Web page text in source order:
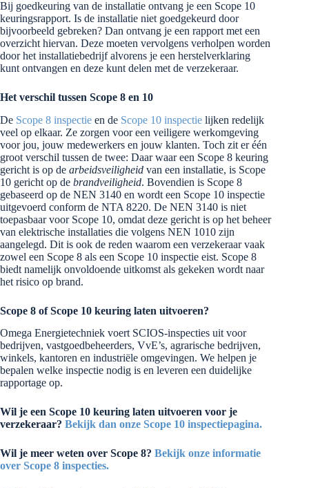
Bij goedkeuring van de installatie ontvang je een Scope 10
keuringsrapport. Is de installatie niet goedgekeurd door
bijvoorbeeld gebreken? Dan ontvang je een rapport met een
overzicht hiervan. Deze moeten vervolgens verholpen worden
door het installatiebedrijf alvorens je een herstelverklaring
kunt ontvangen en deze kunt delen met de verzekeraar.
Het verschil tussen Scope 8 en 10
De Scope 8 inspectie en de Scope 10 inspectie lijken redelijk
veel op elkaar. Ze zorgen voor een veiligere werkomgeving
voor jou, jouw medewerkers en jouw klanten. Toch zit er één
groot verschil tussen de twee: Daar waar een Scope 8 keuring
gericht is op de arbeidsveiligheid van een installatie, is Scope
10 gericht op de brandveiligheid. Bovendien is Scope 8
gebaseerd op de NEN 3140 en wordt een Scope 10 inspectie
uitgevoerd conform de NTA 8220. De NEN 3140 is niet
toepasbaar voor Scope 10, omdat deze gericht is op het beheer
van elektrische installaties die volgens NEN 1010 zijn
aangelegd. Dit is ook de reden waarom een verzekeraar vaak
zowel een Scope 8 als een Scope 10 inspectie eist. Scope 8
biedt namelijk onvoldoende uitkomst als gekeken wordt naar
het risico op brand.
Scope 8 of Scope 10 keuring laten uitvoeren?
Omega Energietechniek voert SCIOS-inspecties uit voor
bedrijven, vastgoedbeheerders, VvE’s, agrarische bedrijven,
winkels, kantoren en industriële omgevingen. We helpen je
bepalen welke inspectie nodig is en leveren een duidelijke
rapportage op.
Wil je een Scope 10 keuring laten uitvoeren voor je
verzekeraar? Bekijk dan onze Scope 10 inspectiepagina.
Wil je meer weten over Scope 8? Bekijk onze informatie
over Scope 8 inspecties.